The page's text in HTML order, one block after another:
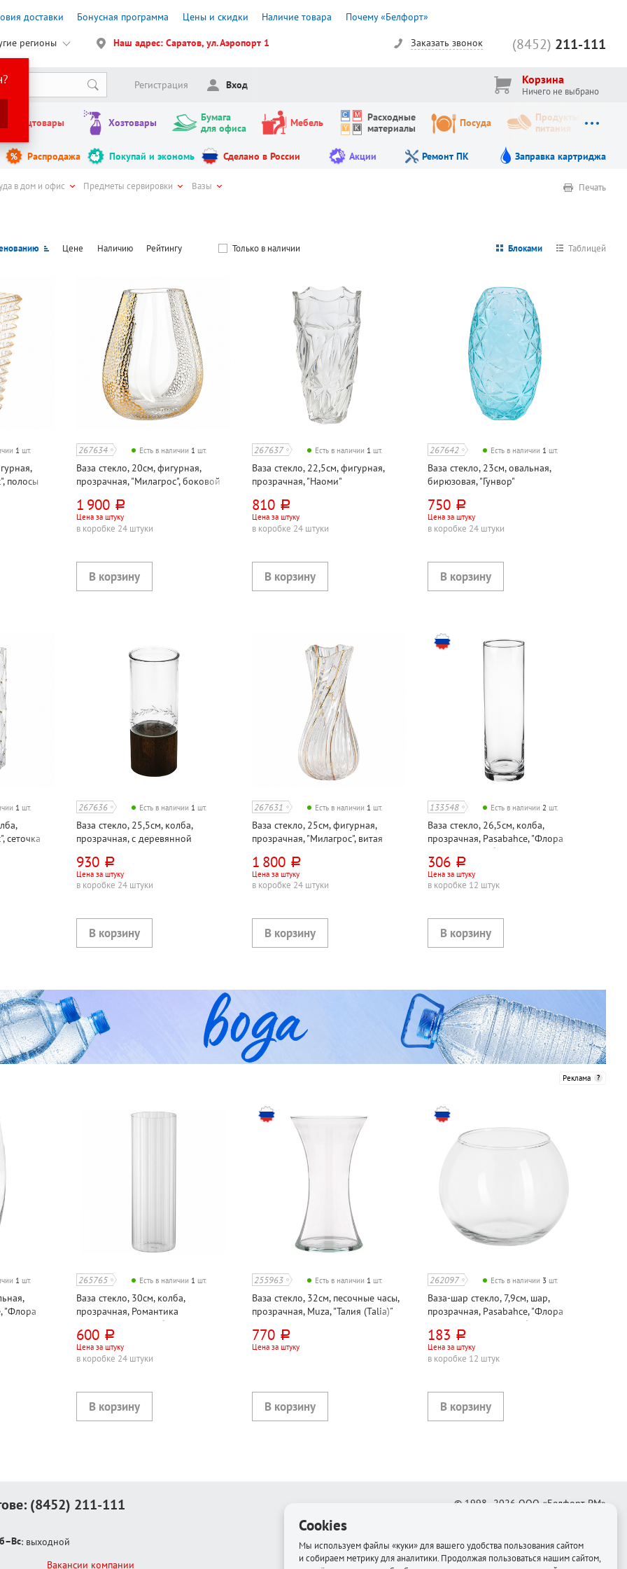
доставки Бонусная программа Цены и скидки Наличие товара Почему «Белфорт»
регионы Наш адрес: Саратов, ул. Аэропорт 1 (8452) 211-111
Заказать звонок
Регистрация Вход Корзина
Ничего не выбрано
Канцтовары Хозтовары
Бумага
для офиса
Мебель
Расходные
материалы
Посуда
Продукты
питания
Распродажа Покупай и экономь Сделано в России Акции Ремонт ПК Заправка картриджа
в дом и офис Предметы сервировки Вазы Печать
Цене Наличию Рейтингу Только в наличии Блоками Таблицей
1 шт.
полосы
267634 Есть в наличии 1 шт.
Ваза стекло, 20см, фигурная,
прозрачная, "Милагрос", боковой
1 900 руб.
Цена за штуку
в коробке 24 штуки
267637 Есть в наличии 1 шт.
Ваза стекло, 22,5см, фигурная,
прозрачная, "Наоми"
810 руб.
Цена за штуку
в коробке 24 штуки
267642 Есть в наличии 1 шт.
Ваза стекло, 23см, овальная,
бирюзовая, "Гунвор"
750 руб.
Цена за штуку
в коробке 24 штуки
1 шт.
сеточка
267636 Есть в наличии 1 шт.
Ваза стекло, 25,5см, колба,
прозрачная, с деревянной
930 руб.
Цена за штуку
в коробке 24 штуки
267631 Есть в наличии 1 шт.
Ваза стекло, 25см, фигурная,
прозрачная, "Милагрос", витая
1 800 руб.
Цена за штуку
в коробке 24 штуки
133548 Есть в наличии 2 шт.
Ваза стекло, 26,5см, колба,
прозрачная, Pasabahce, "Флора
(Flora)", в коробке
306 руб.
Цена за штуку
в коробке 12 штук
Реклама
1 шт.
"Флора
265765 Есть в наличии 1 шт.
Ваза стекло, 30см, колба,
прозрачная, Романтика
(Romantica), в коробке
600 руб.
Цена за штуку
в коробке 24 штуки
255963 Есть в наличии 1 шт.
Ваза стекло, 32см, песочные часы,
прозрачная, Muza, "Талия (Talia)"
770 руб.
Цена за штуку
262097 Есть в наличии 3 шт.
Ваза-шар стекло, 7,9см, шар,
прозрачная, Pasabahce, "Флора
(Flora)", 750мл, в коробке
183 руб.
Цена за штуку
в коробке 12 штук
(8452) 211-111
: выходной
Вакансии компании
© 1998–2026 ООО «Белфорт-РМ»
Cookies
Мы используем файлы «куки» для вашего удобства пользования сайтом
и собираем метрику для аналитики. Продолжая пользоваться нашим сайтом,